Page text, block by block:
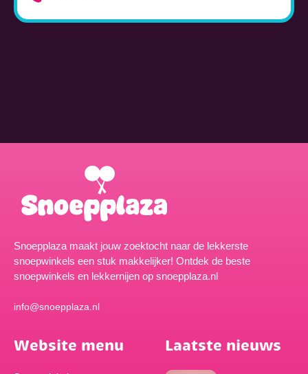
Snoepplaza maakt jouw zoektocht naar de lekkerste
snoepwinkels een stuk makkelijker! Ontdek de beste
snoepwinkels en lekkernijen op snoepplaza.nl
info@snoepplaza.nl
Website menu Laatste nieuws